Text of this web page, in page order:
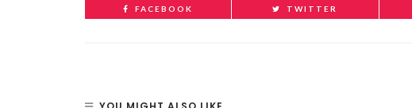
FACEBOOK TWITTER